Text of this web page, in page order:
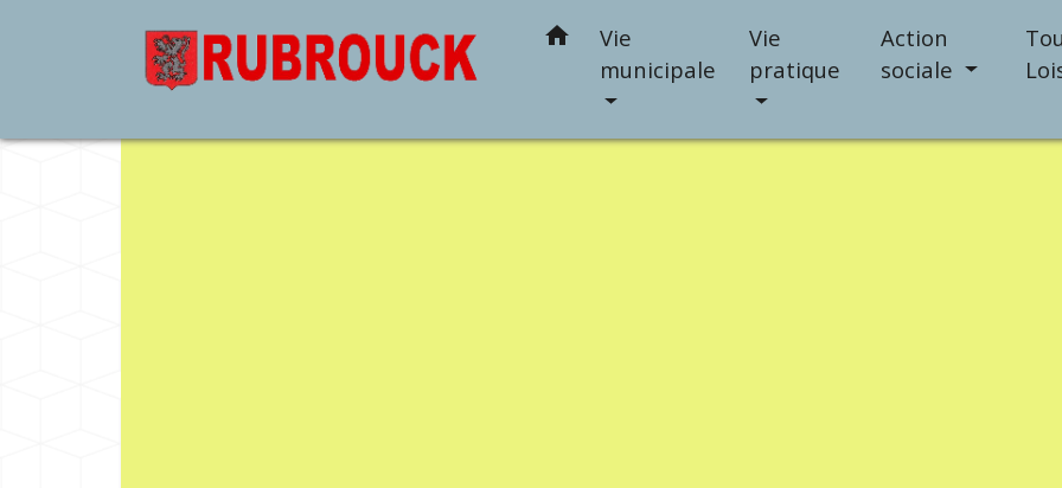
home
Vie
municipale
Vie
pratique
Action
sociale